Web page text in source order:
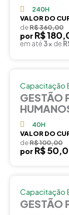
240H
VALOR DO
deR$ 360,00
por R$
em até3x de
Capacitação
GESTÃO
40H
VALOR DO
deR$ 100,00
por R$
Capacitação
GESTÃO